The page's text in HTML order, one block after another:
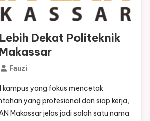
Dekat Politeknik
Fauzi
kampus yang fokus mencetak
yang profesional dan siap kerja,
Makassar jelas jadi salah satu nama